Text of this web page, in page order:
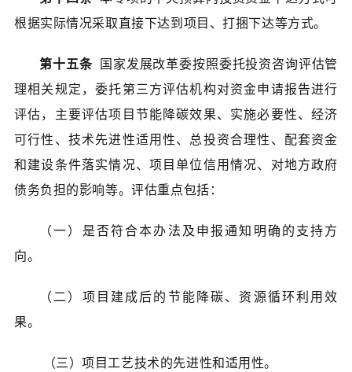
根据实际情况采取直接下达到项目、打捆下达等方式。
第十五条国家发展改革委按照委托投资咨询评估管
理相关规定，委托第三方评估机构对资金申请报告进行
评估，主要评估项目节能降碳效果、实施必要性、经济
可行性、技术先进性适用性、总投资合理性、配套资金
和建设条件落实情况、项目单位信用情况、对地方政府
债务负担的影响等。评估重点包括：
（一）是否符合本办法及申报通知明确的支持方
向。
（二）项目建成后的节能降碳、资源循环利用效
果。
（三）项目工艺技术的先进性和适用性。